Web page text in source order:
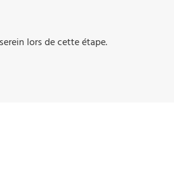
lors de cette étape.